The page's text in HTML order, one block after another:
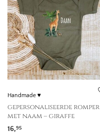
Handmade ♥
gepersonaliseerde romper
met naam – giraffe
16,95